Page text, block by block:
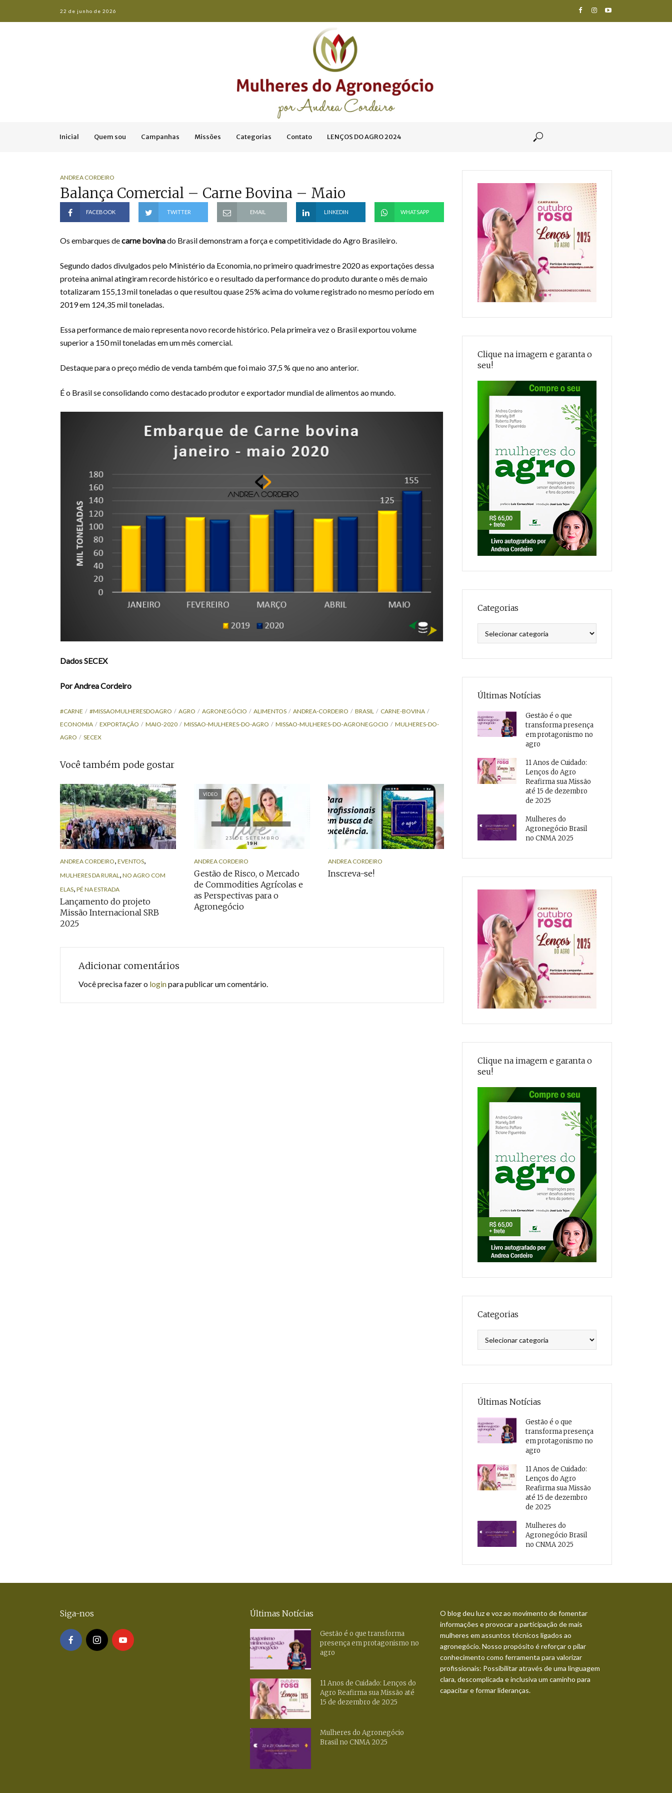
22 de junho de 2026
Inicial Quem sou Campanhas Missões Categorias Contato LENÇOS DO AGRO 2024
ANDREA CORDEIRO
Balança Comercial – Carne Bovina – Maio
FACEBOOK TWITTER EMAIL LINKEDIN WHATSAPP
Os embarques decarne bovinado Brasil demonstram a força e competitividade do Agro Brasileiro.
Segundo dados divulgados pelo Ministério da Economia, no primeiro quadrimestre 2020 as exportações dessa
proteína animal atingiram recorde histórico e o resultado da performance do produto durante o mês de maio
totalizaram 155,13 mil toneladas o que resultou quase 25% acima do volume registrado no mesmo período em
2019 em 124,35 mil toneladas.
Essa performance de maio representa novo recorde histórico. Pela primeira vez o Brasil exportou volume
superior a 150 mil toneladas em um mês comercial.
Destaque para o preço médio de venda também que foi maio 37,5 % que no ano anterior.
É o Brasil se consolidando como destacado produtor e exportador mundial de alimentos ao mundo.
Dados SECEX
Por Andrea Cordeiro
#CARNE #MISSAOMULHERESDOAGRO AGRO AGRONEGÓCIO ALIMENTOS ANDREA-CORDEIRO BRASIL
CARNE-BOVINA
ECONOMIA
EXPORTAÇÃO MAIO-2020 MISSAO-MULHERES-DO-AGRO MISSAO-MULHERES-DO-AGRONEGOCIO
MULHERES-DO-
AGRO
SECEX
Você também pode gostar
ANDREA CORDEIRO, EVENTOS,
MULHERES DA RURAL , NO AGRO COM
ELAS, PÉ NA ESTRADA
Lançamento do projeto
Missão Internacional SRB
2025
VÍDEO
ANDREA CORDEIRO
Gestão de Risco, o Mercado
de Commodities Agrícolas e
as Perspectivas para o
Agronegócio
ANDREA CORDEIRO
Inscreva-se!
Adicionar comentários
Você precisa fazer o loginpara publicar um comentário.
Clique na imagem e garanta o
seu!
Categorias
Últimas Notícias
Gestão é o que
transforma presença
em protagonismo no
agro
11 Anos de Cuidado:
Lenços do Agro
Reafirma sua Missão
até 15 de dezembro
de 2025
Mulheres do
Agronegócio Brasil
no CNMA 2025
Clique na imagem e garanta o
seu!
Categorias
Últimas Notícias
Gestão é o que
transforma presença
em protagonismo no
agro
11 Anos de Cuidado:
Lenços do Agro
Reafirma sua Missão
até 15 de dezembro
de 2025
Mulheres do
Agronegócio Brasil
no CNMA 2025
Siga-nos Últimas Notícias
Gestão é o que transforma
presença em protagonismo no
agro
11 Anos de Cuidado: Lenços do
Agro Reafirma sua Missão até
15 de dezembro de 2025
Mulheres do Agronegócio
Brasil no CNMA 2025
O blog deu luz e voz ao movimento de fomentar
informações e provocar a participação de mais
mulheres em assuntos técnicos ligados ao
agronegócio. Nosso propósito é reforçar o pilar
conhecimento como ferramenta para valorizar
profissionais: Possibilitar através de uma linguagem
clara, descomplicada e inclusiva um caminho para
capacitar e formar lideranças.